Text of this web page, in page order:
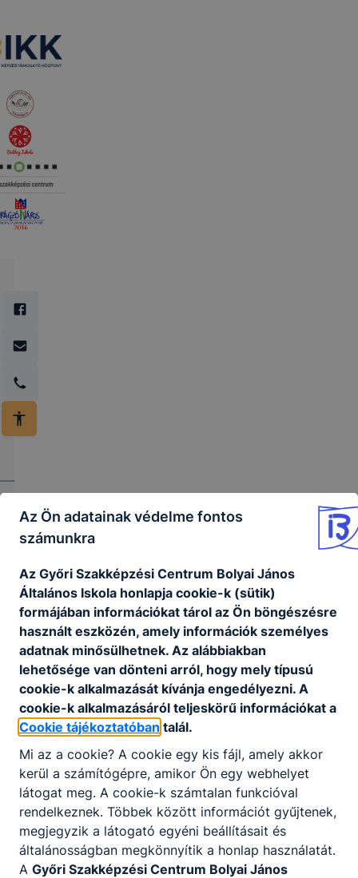
Győri
Szakképzési
Centrum
Bolyai János
Általános
Iskola
9200
Mosonmagyaróvár,
Szt. István kir. út 6.
CLASSROOM KRÉTA
Az Ön adatainak védelme fontos
számunkra
Az Győri Szakképzési Centrum Bolyai János
Általános Iskola honlapja cookie-k (sütik)
formájában információkat tárol az Ön böngészésre
használt eszközén, amely információk személyes
adatnak minősülhetnek. Az alábbiakban
lehetősége van dönteni arról, hogy mely típusú
cookie-k alkalmazását kívánja engedélyezni. A
cookie-k alkalmazásáról teljeskörű információkat a
Cookie tájékoztatóban talál.
Mi az a cookie? A cookie egy kis fájl, amely akkor
kerül a számítógépre, amikor Ön egy webhelyet
látogat meg. A cookie-k számtalan funkcióval
rendelkeznek. Többek között információt gyűjtenek,
megjegyzik a látogató egyéni beállításait és
általánosságban megkönnyítik a honlap használatát.
A Győri Szakképzési Centrum Bolyai János